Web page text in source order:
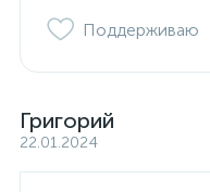
Поддерживаю
Григорий
22.01.2024